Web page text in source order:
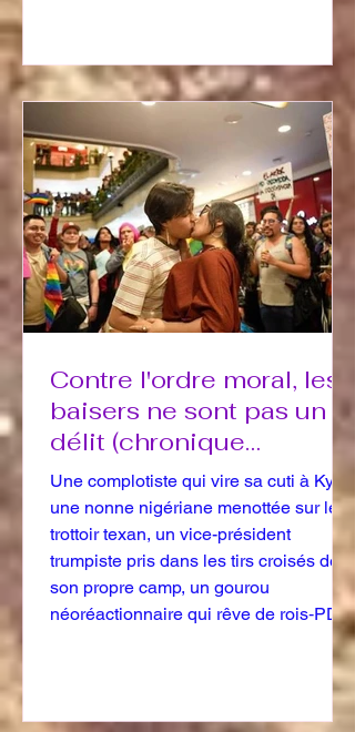
Contre l'ordre moral, les
baisers ne sont pas un
délit (chronique
décousue)
Une complotiste qui vire sa cuti à Kyiv,
une nonne nigériane menottée sur le
trottoir texan, un vice-président
trumpiste pris dans les tirs croisés de
son propre camp, un gourou
néoréactionnaire qui rêve de rois‑PDG,
des clans clientélistes caraïbes irrigués
par la cocaïne, des mères fouillant les
ruines au Venezuela et, à Bogotá, des
couples qui s’embrassent pour défier